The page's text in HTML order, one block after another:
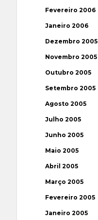
Fevereiro 2006
Janeiro 2006
Dezembro 2005
Novembro 2005
Outubro 2005
Setembro 2005
Agosto 2005
Julho 2005
Junho 2005
Maio 2005
Abril 2005
Março 2005
Fevereiro 2005
Janeiro 2005